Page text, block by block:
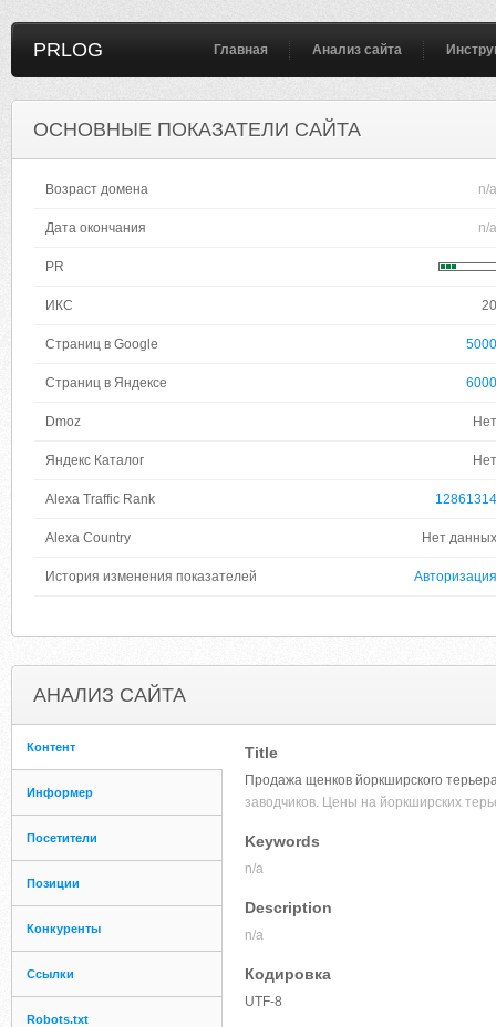
PRLOG Главная Анализ сайта
ОСНОВНЫЕ ПОКАЗАТЕЛИ САЙТА
Возраст домена n/a
Дата окончания n/a
PR
ИКС 20
Страниц в Google 5000
Страниц в Яндексе 6000
Dmoz Нет
Яндекс Каталог Нет
Alexa Traffic Rank 12861314
Alexa Country Нет данных
История изменения показателей Авторизация
АНАЛИЗ САЙТА
Контент
Информер
Посетители
Позиции
Конкуренты
Ссылки
Robots.txt
Title
Продажа щенков йоркширского
заводчиков. Цены на йоркширских
Keywords
n/a
Description
n/a
Кодировка
UTF-8